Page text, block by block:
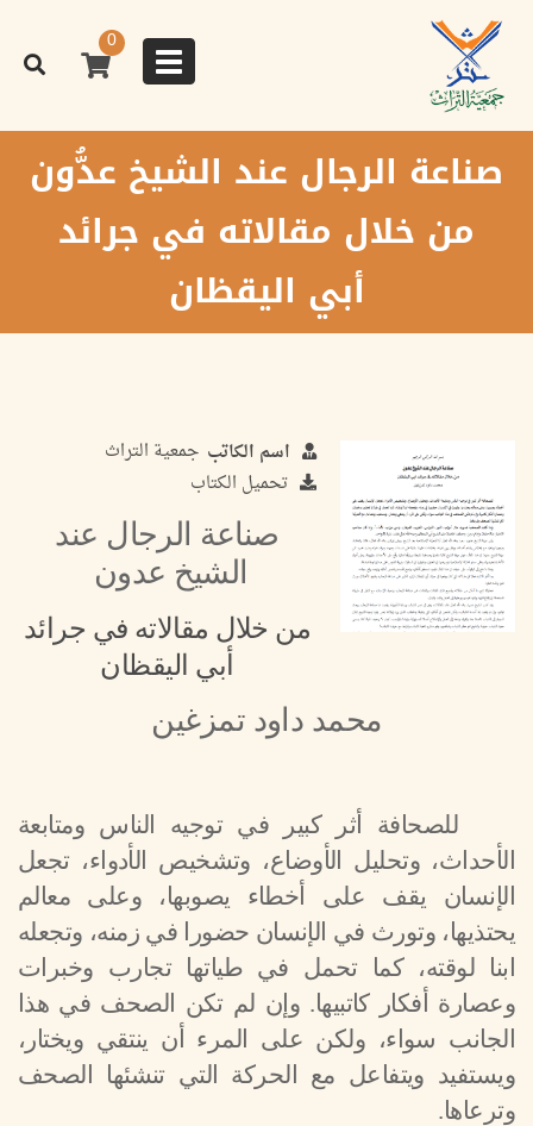
المحتوى
الرئيسي
Toggle
navigation
0
صناعة الرجال عند الشيخ عدُّون
من خلال مقالاته في جرائد
أبي اليقظان
اسم الكاتب جمعية التراث
تحميل الكتاب
صناعة الرجال عند
الشيخ عدون
من خلال مقالاته في جرائد
أبي اليقظان
محمد داود تمزغين
للصحافة أثر كبير في توجيه الناس ومتابعة
الأحداث، وتحليل الأوضاع، وتشخيص الأدواء، تجعل
الإنسان يقف على أخطاء يصوبها، وعلى معالم
يحتذيها، وتورث في الإنسان حضورا في زمنه، وتجعله
ابنا لوقته، كما تحمل في طياتها تجارب وخبرات
وعصارة أفكار كاتبيها. وإن لم تكن الصحف في هذا
الجانب سواء، ولكن على المرء أن ينتقي ويختار،
ويستفيد ويتفاعل مع الحركة التي تنشئها الصحف
وترعاها.